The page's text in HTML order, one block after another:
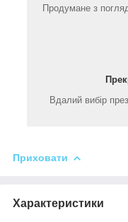
Продумане з
Вдалий вибір
Приховати
Характеристики